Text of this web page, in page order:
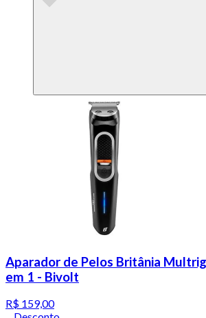
Aparador de Pelos Britânia
em 1 - Bivolt
R$ 159,00